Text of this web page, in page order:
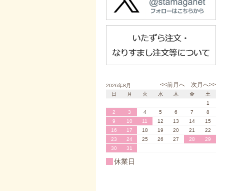
<<前月へ 次月へ>>
2026年8月
日
月 火 水 木 金
土
1
2
3 4 5 6 7
8
9
10 11 12 13 14
15
16
17 18 19 20 21
22
23
24 25 26 27 28
29
30
31
休業日